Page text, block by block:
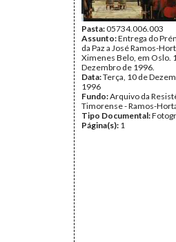
Pasta:05734.006.003
Assunto:Entrega do
da Paz a José Ramos-
Ximenes Belo, em Oslo.
Dezembro de 1996.
Data:Terça, 10 de
1996
Fundo:Arquivo da
Timorense - Ramos-
Tipo Documental:
Página(s): 1